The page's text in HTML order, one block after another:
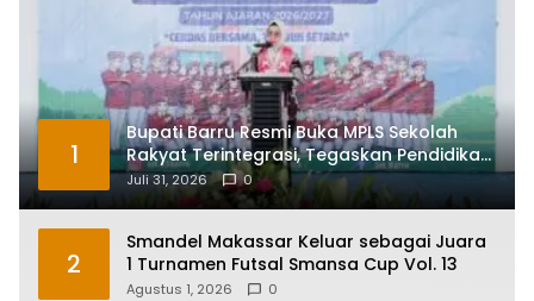
1
Bupati Barru Resmi Buka MPLS Sekolah
Rakyat Terintegrasi, Tegaskan Pendidikan
Kunci Masa Depan Generasi
Juli 31, 2026 0
2
Smandel Makassar Keluar sebagai Juara
1 Turnamen Futsal Smansa Cup Vol. 13
Agustus 1, 2026 0